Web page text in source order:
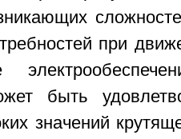
при
быть
значений